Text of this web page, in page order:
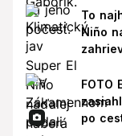
To
Niño
FOTO
po